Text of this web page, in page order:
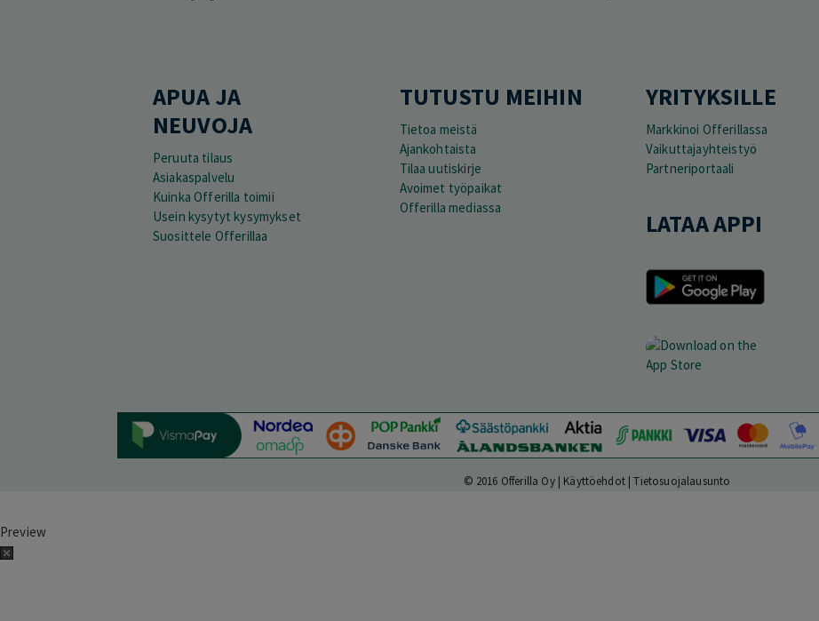
APUA JA
NEUVOJA
Peruuta tilaus
Asiakaspalvelu
Kuinka Offerilla toimii
Usein kysytyt kysymykset
Suosittele Offerillaa
TUTUSTU MEIHIN
Tietoa meistä
Ajankohtaista
Tilaa uutiskirje
Avoimet työpaikat
Offerilla mediassa
YRITYKSILLE
Markkinoi Offerillassa
Vaikuttajayhteistyö
Partneriportaali
LATAA APPI
© 2016 Offerilla Oy | Käyttöehdot|Tietosuojalausunto
Preview